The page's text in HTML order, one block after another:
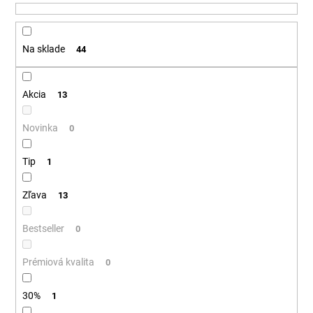
u
k
Na sklade 44
Akcia 13
Novinka 0
Tip 1
Zľava 13
Bestseller 0
Prémiová kvalita 0
30% 1
á
ť
O